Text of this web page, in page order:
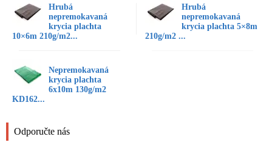
Hrubá
nepremokavaná
krycia plachta
10×6m 210g/m2...
Hrubá
nepremokavaná
krycia plachta 5×8m
210g/m2 ...
Nepremokavaná
krycia plachta
6x10m 130g/m2
KD162...
Odporučte nás